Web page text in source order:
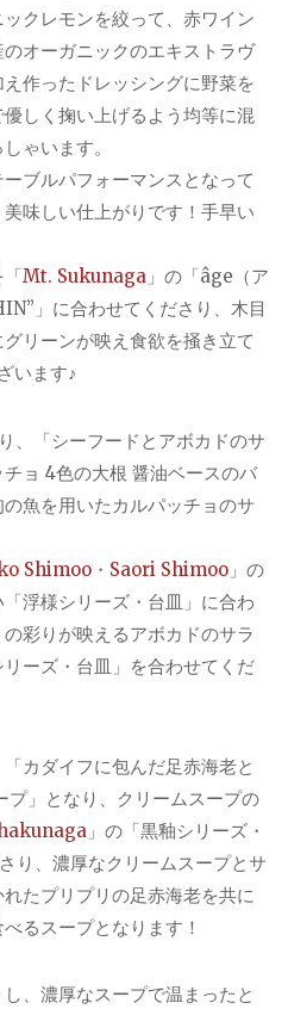
クレモンを絞って、赤ワイン
オーガニックのエキストラヴ
作ったドレッシングに野菜を
しく掬い上げるよう均等に混
ゃいます。
ブルパフォーマンスとなって
味しい仕上がりです！手早い
Mt. Sukunaga 」の「âge（ア
」に合わせてくださり、木目
リーンが映え食欲を掻き立て
います♪
、「シーフードとアボカドのサ
ョ 4色の大根 醤油ベースのバ
魚を用いたカルパッチョのサ
Shimoo ・ Saori Shimoo 」の
浮様シリーズ・台皿」に合わ
彩りが映えるアボカドのサラ
ーズ・台皿」を合わせてくだ
カダイフに包んだ足赤海老と
プ」となり、クリームスープの
」の「黒釉シリーズ・
り、濃厚なクリームスープとサ
たプリプリの足赤海老を共に
るスープとなります！
、濃厚なスープで温まったと